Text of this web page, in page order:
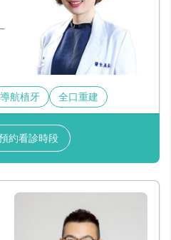
導航植牙 全口重建
約看診時段